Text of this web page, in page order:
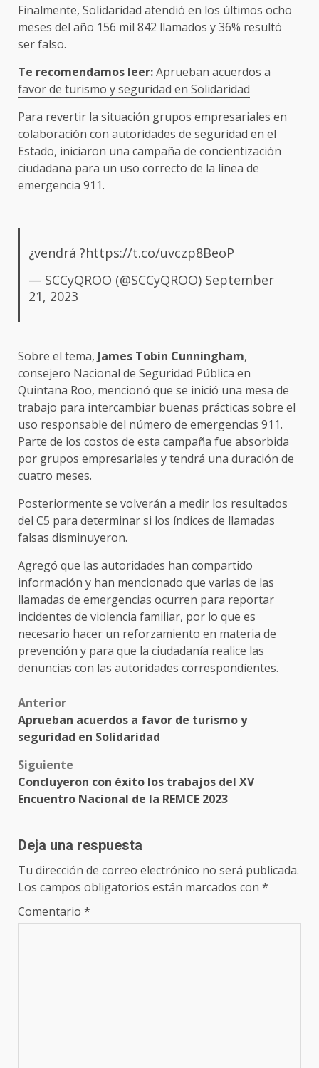
Finalmente, Solidaridad atendió en los últimos ocho
meses del año 156 mil 842 llamados y 36% resultó
ser falso.
Te recomendamos leer:Aprueban acuerdos a
favor de turismo y seguridad en Solidaridad
Para revertir la situación grupos empresariales en
colaboración con autoridades de seguridad en el
Estado, iniciaron una campaña de concientización
ciudadana para un uso correcto de la línea de
emergencia 911.
¿vendrá ?https://t.co/uvczp8BeoP
— SCCyQROO (@SCCyQROO) September
21, 2023
Sobre el tema, James Tobin Cunningham,
consejero Nacional de Seguridad Pública en
Quintana Roo, mencionó que se inició una mesa de
trabajo para intercambiar buenas prácticas sobre el
uso responsable del número de emergencias 911.
Parte de los costos de esta campaña fue absorbida
por grupos empresariales y tendrá una duración de
cuatro meses.
Posteriormente se volverán a medir los resultados
del C5 para determinar si los índices de llamadas
falsas disminuyeron.
Agregó que las autoridades han compartido
información y han mencionado que varias de las
llamadas de emergencias ocurren para reportar
incidentes de violencia familiar, por lo que es
necesario hacer un reforzamiento en materia de
prevención y para que la ciudadanía realice las
denuncias con las autoridades correspondientes.
Post
navigation
Anterior
Aprueban acuerdos a favor de turismo y
seguridad en Solidaridad
Siguiente
Concluyeron con éxito los trabajos del XV
Encuentro Nacional de la REMCE 2023
Deja una respuesta
Tu dirección de correo electrónico no será publicada.
Los campos obligatorios están marcados con *
Comentario *